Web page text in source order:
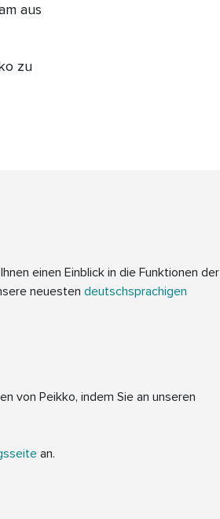
aus
zu
einen Einblick in die Funktionen der
neuesten deutschsprachigen
von Peikko, indem Sie an unseren
an.